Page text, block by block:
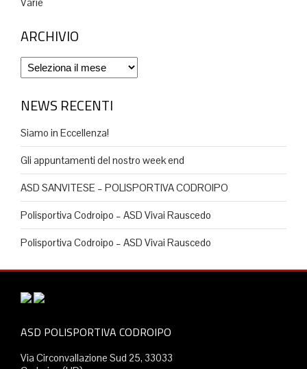
ARCHIVIO
Archivio
NEWS RECENTI
Siamo in Eccellenza!
Gli appuntamenti del nostro week end
ASD SANVITESE – POLISPORTIVA CODROIPO
Polisportiva Codroipo – ASD Vivai Rauscedo
Polisportiva Codroipo – ASD Vivai Rauscedo
ASD POLISPORTIVA CODROIPO
Via Circonvallazione Sud 25, 33033